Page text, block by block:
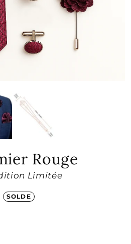
Rouge
Limitée
SOLDE